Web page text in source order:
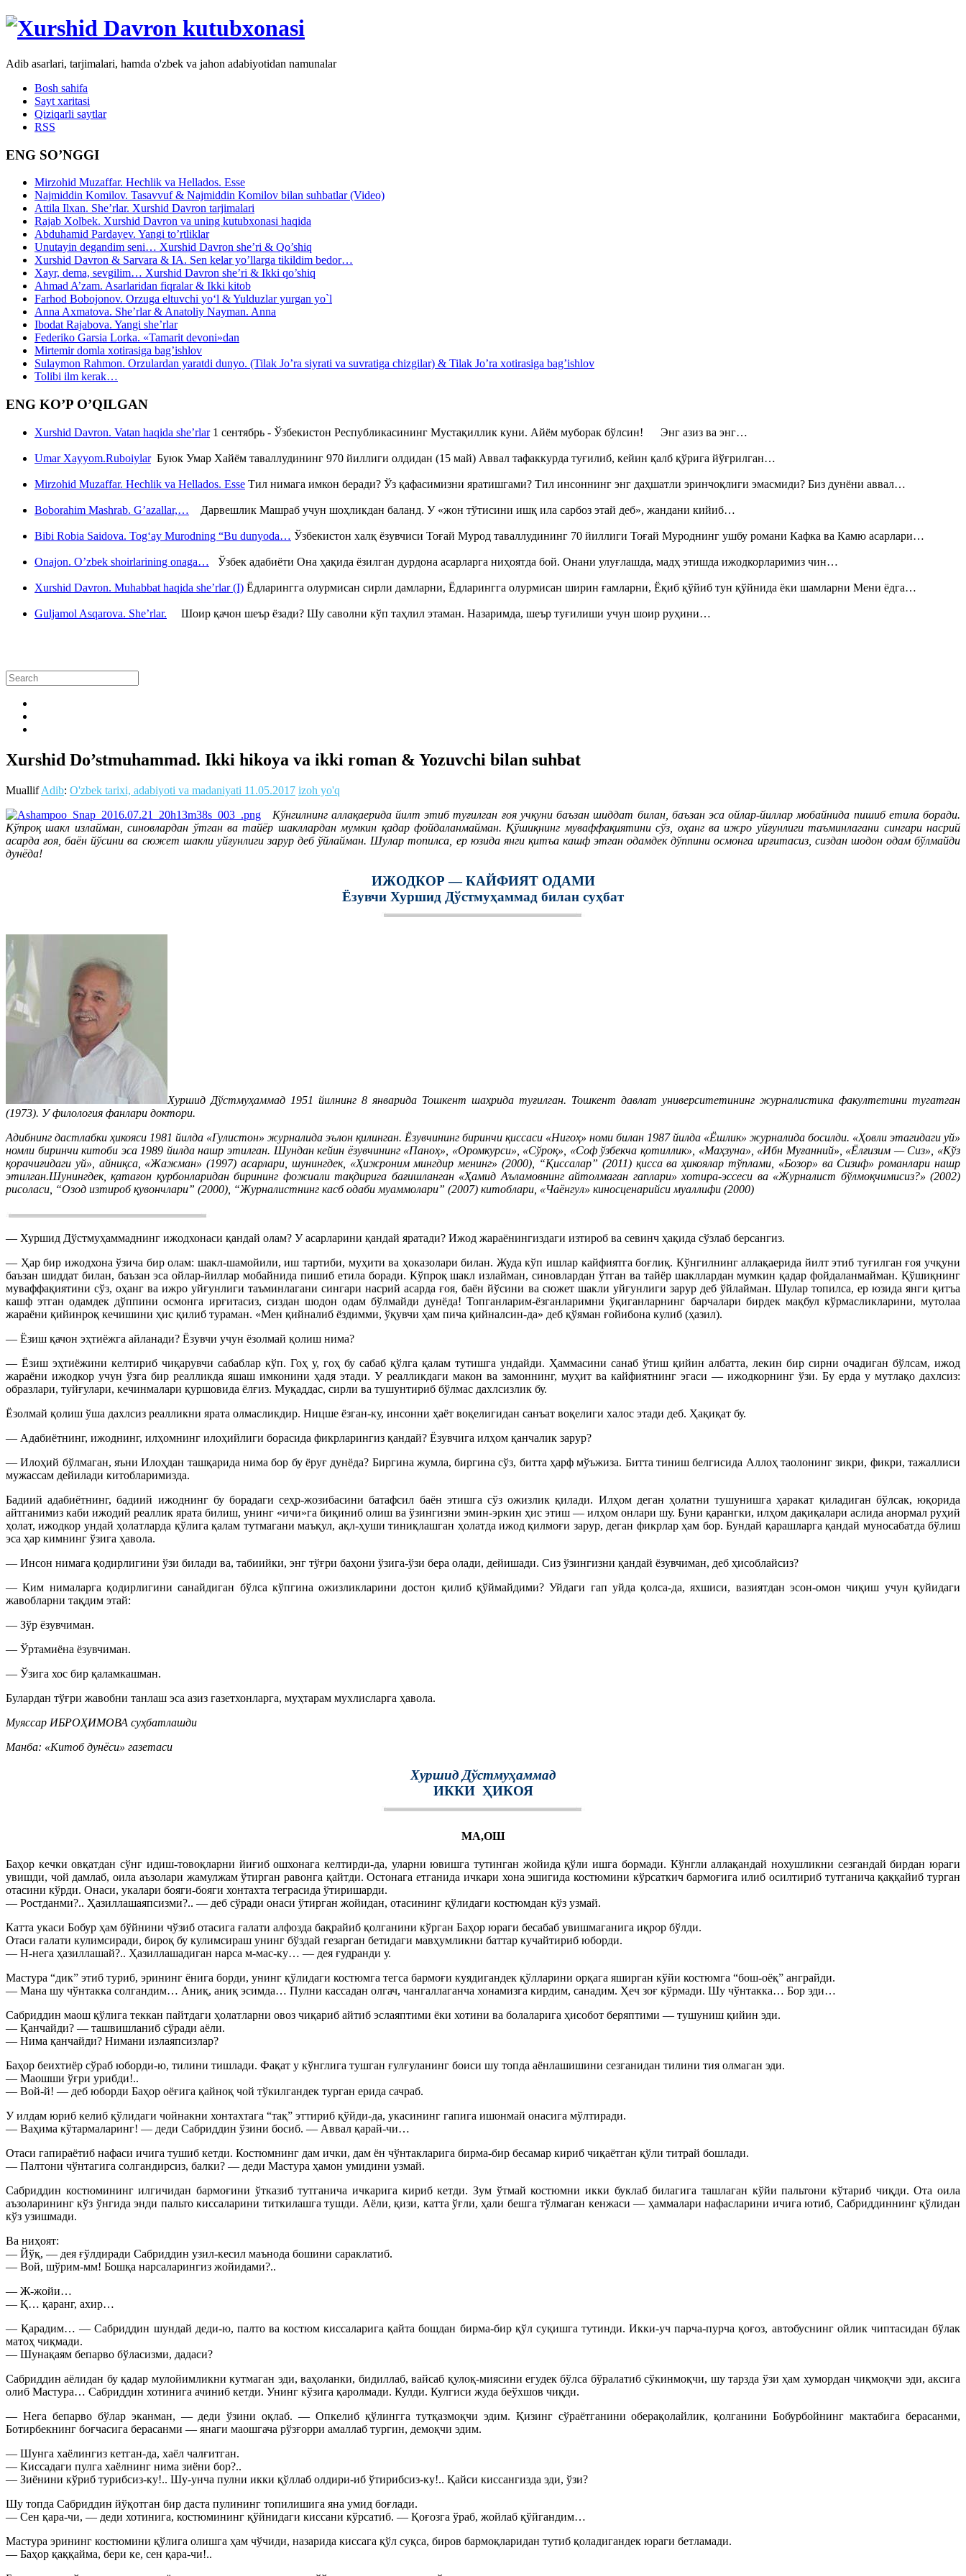
Adib asarlari, tarjimalari, hamda o'zbek va jahon adabiyotidan namunalar
Bosh sahifa
Sayt xaritasi
Qiziqarli saytlar
RSS
ENG SO’NGGI
Mirzohid Muzaffar. Hechlik va Hellados. Esse
Najmiddin Komilov. Tasavvuf & Najmiddin Komilov bilan suhbatlar (Video)
Attila Ilxan. She’rlar. Xurshid Davron tarjimalari
Rajab Xolbek. Xurshid Davron va uning kutubxonasi haqida
Abduhamid Pardayev. Yangi to’rtliklar
Unutayin degandim seni… Xurshid Davron she’ri & Qo’shiq
Xurshid Davron & Sarvara & IA. Sen kelar yo’llarga tikildim bedor…
Xayr, dema, sevgilim… Xurshid Davron she’ri & Ikki qo’shiq
Ahmad A’zam. Asarlaridan fiqralar & Ikki kitob
Farhod Bobojonov. Orzuga eltuvchi yo‘l & Yulduzlar yurgan yo`l
Anna Axmatova. She’rlar & Anatoliy Nayman. Anna
Ibodat Rajabova. Yangi she’rlar
Federiko Garsia Lorka. «Tamarit devoni»dan
Mirtemir domla xotirasiga bag’ishlov
Sulaymon Rahmon. Orzulardan yaratdi dunyo. (Tilak Jo’ra siyrati va suvratiga chizgilar) & Tilak Jo’ra xotirasiga bag’ishlov
Tolibi ilm kerak…
ENG KO’P O’QILGAN
Xurshid Davron. Vatan haqida she’rlar1 сентябрь - Ўзбекистон Республикасининг Мустақиллик куни. Айём муборак бўлсин! Энг азиз ва энг…
Umar Xayyom.RuboiylarБуюк Умар Хайём таваллудининг 970 йиллиги олдидан (15 май) Аввал тафаккурда туғилиб, кейин қалб қўрига йўғрилган…
Mirzohid Muzaffar. Hechlik va Hellados. Esse Тил нимага имкон беради? Ўз қафасимизни яратишгами? Тил инсоннинг энг даҳшатли эринчоқлиги эмасмиди? Биз дунёни аввал…
Boborahim Mashrab. G’azallar,… Дарвешлик Машраб учун шоҳликдан баланд. У «жон тўтисини ишқ ила сарбоз этай деб», жандани кийиб…
Bibi Robia Saidova. Tog‘ay Murodning “Bu dunyoda… Ўзбекистон халқ ёзувчиси Тоғай Мурод таваллудининг 70 йиллиги Тоғай Муроднинг ушбу романи Кафка ва Камю асарлари…
Onajon. O’zbek shoirlarining onaga… Ўзбек адабиёти Она ҳақида ёзилган дурдона асарларга ниҳоятда бой. Онани улуғлашда, мадҳ этишда ижодкорларимиз чин…
Xurshid Davron. Muhabbat haqida she’rlar (I) Ёдларингга олурмисан сирли дамларни, Ёдларингга олурмисан ширин ғамларни, Ёқиб қўйиб тун қўйнида ёки шамларни Мени ёдга…
Guljamol Asqarova. She’rlar. Шоир қачон шеър ёзади? Шу саволни кўп таҳлил этаман. Назаримда, шеър туғилиши учун шоир руҳини…
Xurshid Do’stmuhammad. Ikki hikoya va ikki roman & Yozuvchi bilan suhbat
MuallifAdib: O'zbek tarixi, adabiyoti va madaniyati 11.05.2017 izoh yo'q
Кўнгилнинг аллақаерида йилт этиб туғилган ғоя учқуни баъзан шиддат билан, баъзан эса ойлар-йиллар мобайнида пишиб етила боради.
Кўпроқ шакл излайман, синовлардан ўтган ва тайёр шакллардан мумкин қадар фойдаланмайман. Қўшиқнинг муваффақиятини сўз, оҳанг ва ижро уйғунлиги таъминлагани сингари насрий
асарда ғоя, баён йўсини ва сюжет шакли уйғунлиги зарур деб ўйлайман. Шулар топилса, ер юзида янги қитъа кашф этган одамдек дўппини осмонга ирғитасиз, сиздан шодон одам бўлмайди
дунёда!
ИЖОДКОР — КАЙФИЯТ ОДАМИ
Ёзувчи Хуршид Дўстмуҳаммад билан суҳбат
Хуршид Дўстмуҳаммад 1951 йилнинг 8 январида Тошкент шаҳрида туғилган. Тошкент давлат университетининг журналистика факултетини тугатган
(1973). У филология фанлари доктори.
Адибнинг дастлабки ҳикояси 1981 йилда «Гулистон» журналида эълон қилинган. Ёзувчининг биринчи қиссаси «Нигоҳ» номи билан 1987 йилда «Ёшлик» журналида босилди. «Ҳовли этагидаги уй»
номли биринчи китоби эса 1989 йилда нашр этилган. Шундан кейин ёзувчининг «Паноҳ», «Оромкурси», «Сўроқ», «Соф ўзбекча қотиллик», «Маҳзуна», «Ибн Муғанний», «Ёлғизим — Сиз», «Кўз
қорачиғидаги уй», айниқса, «Жажман» (1997) асарлари, шунингдек, «Ҳижроним мингдир менинг» (2000), “Қиссалар” (2011) қисса ва ҳикоялар тўплами, «Бозор» ва Сизиф» романлари нашр
этилган.Шунингдек, қатағон қурбонларидан бирининг фожиали тақдирига бағишланган «Ҳамид Аъламовнинг айтолмаган гаплари» хотира-эссеси ва «Журналист бўлмоқчимисиз?» (2002)
рисоласи, “Озод изтироб қувончлари” (2000), “Журналистнинг касб одаби муаммолари” (2007) китоблари, «Чаёнгул» киносценарийси муаллифи (2000)
— Хуршид Дўстмуҳаммаднинг ижодхонаси қандай олам? У асарларини қандай яратади? Ижод жараёнингиздаги изтироб ва севинч ҳақида сўзлаб берсангиз.
— Ҳар бир ижодхона ўзича бир олам: шакл-шамойили, иш тартиби, муҳити ва ҳоказолари билан. Жуда кўп ишлар кайфиятга боғлиқ. Кўнгилнинг аллақаерида йилт этиб туғилган ғоя учқуни
баъзан шиддат билан, баъзан эса ойлар-йиллар мобайнида пишиб етила боради. Кўпроқ шакл излайман, синовлардан ўтган ва тайёр шакллардан мумкин қадар фойдаланмайман. Қўшиқнинг
муваффақиятини сўз, оҳанг ва ижро уйғунлиги таъминлагани сингари насрий асарда ғоя, баён йўсини ва сюжет шакли уйғунлиги зарур деб ўйлайман. Шулар топилса, ер юзида янги қитъа
кашф этган одамдек дўппини осмонга ирғитасиз, сиздан шодон одам бўлмайди дунёда! Топганларим-ёзганларимни ўқиганларнинг барчалари бирдек мақбул кўрмасликларини, мутолаа
жараёни қийинроқ кечишини ҳис қилиб тураман. «Мен қийналиб ёздимми, ўқувчи ҳам пича қийналсин-да» деб қўяман ғойибона кулиб (ҳазил).
— Ёзиш қачон эҳтиёжга айланади? Ёзувчи учун ёзолмай қолиш нима?
— Ёзиш эҳтиёжини келтириб чиқарувчи сабаблар кўп. Гоҳ у, гоҳ бу сабаб қўлга қалам тутишга ундайди. Ҳаммасини санаб ўтиш қийин албатта, лекин бир сирни очадиган бўлсам, ижод
жараёни ижодкор учун ўзга бир реалликда яшаш имконини ҳадя этади. У реалликдаги макон ва замоннинг, муҳит ва кайфиятнинг эгаси — ижодкорнинг ўзи. Бу ерда у мутлақо дахлсиз:
образлари, туйғулари, кечинмалари қуршовида ёлғиз. Муқаддас, сирли ва тушунтириб бўлмас дахлсизлик бу.
Ёзолмай қолиш ўша дахлсиз реалликни ярата олмасликдир. Ницше ёзган-ку, инсонни ҳаёт воқелигидан санъат воқелиги халос этади деб. Ҳақиқат бу.
— Адабиётнинг, ижоднинг, илҳомнинг илоҳийлиги борасида фикрларингиз қандай? Ёзувчига илҳом қанчалик зарур?
— Илоҳий бўлмаган, яъни Илоҳдан ташқарида нима бор бу ёруғ дунёда? Биргина жумла, биргина сўз, битта ҳарф мўъжиза. Битта тиниш белгисида Аллоҳ таолонинг зикри, фикри, тажаллиси
мужассам дейилади китобларимизда.
Бадиий адабиётнинг, бадиий ижоднинг бу борадаги сеҳр-жозибасини батафсил баён этишга сўз ожизлик қилади. Илҳом деган ҳолатни тушунишга ҳаракат қиладиган бўлсак, юқорида
айтганимиз каби ижодий реаллик ярата билиш, унинг «ичи»га биқиниб олиш ва ўзингизни эмин-эркин ҳис этиш — илҳом онлари шу. Буни қарангки, илҳом дақиқалари аслида анормал руҳий
ҳолат, ижодкор ундай ҳолатларда қўлига қалам тутмагани маъқул, ақл-ҳуши тиниқлашган ҳолатда ижод қилмоғи зарур, деган фикрлар ҳам бор. Бундай қарашларга қандай муносабатда бўлиш
эса ҳар кимнинг ўзига ҳавола.
— Инсон нимага қодирлигини ўзи билади ва, табиийки, энг тўғри баҳони ўзига-ўзи бера олади, дейишади. Сиз ўзингизни қандай ёзувчиман, деб ҳисоблайсиз?
— Ким нималарга қодирлигини санайдиган бўлса кўпгина ожизликларини достон қилиб қўймайдими? Уйдаги гап уйда қолса-да, яхшиси, вазиятдан эсон-омон чиқиш учун қуйидаги
жавобларни тақдим этай:
— Зўр ёзувчиман.
— Ўртамиёна ёзувчиман.
— Ўзига хос бир қаламкашман.
Булардан тўғри жавобни танлаш эса азиз газетхонларга, муҳтарам мухлисларга ҳавола.
Муяссар ИБРОҲИМОВА суҳбатлашди
Манба: «Китоб дунёси» газетаси
Хуршид Дўстмуҳаммад
ИККИ ҲИКОЯ
МА,ОШ
Баҳор кечки овқатдан сўнг идиш-товоқларни йиғиб ошхонага келтирди-да, уларни ювишга тутинган жойида қўли ишга бормади. Кўнгли аллақандай нохушликни сезгандай бирдан юраги
увишди, чой дамлаб, оила аъзолари жамулжам ўтирган равонга қайтди. Остонага етганида ичкари хона эшигида костюмини кўрсаткич бармоғига илиб осилтириб тутганича қаққайиб турган
отасини кўрди. Онаси, укалари бояги-бояги хонтахта теграсида ўтиришарди.
— Ростданми?.. Ҳазиллашаяпсизми?.. — деб сўради онаси ўтирган жойидан, отасининг қўлидаги костюмдан кўз узмай.
Катта укаси Бобур ҳам бўйнини чўзиб отасига ғалати алфозда бақрайиб қолганини кўрган Баҳор юраги бесабаб увишмаганига иқрор бўлди.
Отаси ғалати кулимсиради, бироқ бу кулимсираш унинг бўздай гезарган бетидаги мавҳумликни баттар кучайтириб юборди.
— Н-нега ҳазиллашай?.. Ҳазиллашадиган нарса м-мас-ку… — дея ғудранди у.
Мастура “дик” этиб туриб, эрининг ёнига борди, унинг қўлидаги костюмга тегса бармоғи куядигандек қўлларини орқага яширган кўйи костюмга “бош-оёқ” анграйди.
— Мана шу чўнтакка солгандим… Аниқ, аниқ эсимда… Пулни кассадан олгач, чангаллаганча хонамизга кирдим, санадим. Ҳеч зоғ кўрмади. Шу чўнтакка… Бор эди…
Сабриддин маош қўлига теккан пайтдаги ҳолатларни овоз чиқариб айтиб эслаяптими ёки хотини ва болаларига ҳисобот беряптими — тушуниш қийин эди.
— Қанчайди? — ташвишланиб сўради аёли.
— Нима қанчайди? Нимани излаяпсизлар?
Баҳор беихтиёр сўраб юборди-ю, тилини тишлади. Фақат у кўнглига тушган ғулғуланинг боиси шу топда аёнлашишини сезганидан тилини тия олмаган эди.
— Маошши ўғри урибди!..
— Вой-й! — деб юборди Баҳор оёғига қайноқ чой тўкилгандек турган ерида сачраб.
У илдам юриб келиб қўлидаги чойнакни хонтахтага “тақ” эттириб қўйди-да, укасининг гапига ишонмай онасига мўлтиради.
— Ваҳима кўтармаларинг! — деди Сабриддин ўзини босиб. — Аввал қарай-чи…
Отаси гапираётиб нафаси ичига тушиб кетди. Костюмнинг дам ички, дам ён чўнтакларига бирма-бир бесамар кириб чиқаётган қўли титрай бошлади.
— Палтони чўнтагига солгандирсиз, балки? — деди Мастура ҳамон умидини узмай.
Сабриддин костюмининг илгичидан бармоғини ўтказиб тутганича ичкарига кириб кетди. Зум ўтмай костюмни икки буклаб билагига ташлаган кўйи пальтони кўтариб чиқди. Ота оила
аъзоларининг кўз ўнгида энди пальто киссаларини титкилашга тушди. Аёли, қизи, катта ўғли, ҳали бешга тўлмаган кенжаси — ҳаммалари нафасларини ичига ютиб, Сабриддиннинг қўлидан
кўз узишмади.
Ва ниҳоят:
— Йўқ, — дея ғўлдиради Сабриддин узил-кесил маънода бошини сараклатиб.
— Вой, шўрим-мм! Бошқа нарсаларингиз жойидами?..
— Ж-жойи…
— Қ… қаранг, ахир…
— Қарадим… — Сабриддин шундай деди-ю, палто ва костюм киссаларига қайта бошдан бирма-бир қўл суқишга тутинди. Икки-уч парча-пурча қоғоз, автобуснинг ойлик чиптасидан бўлак
матоҳ чиқмади.
— Шунақаям бепарво бўласизми, дадаси?
Сабриддин аёлидан бу қадар мулойимликни кутмаган эди, ваҳоланки, бидиллаб, вайсаб қулоқ-миясини егудек бўлса бўралатиб сўкинмоқчи, шу тарзда ўзи ҳам хумордан чиқмоқчи эди, аксига
олиб Мастура… Сабриддин хотинига ачиниб кетди. Унинг кўзига қаролмади. Кулди. Кулгиси жуда беўхшов чиқди.
— Нега бепарво бўлар эканман, — деди ўзини оқлаб. — Опкелиб қўлингга тутқазмоқчи эдим. Қизинг сўраётганини оберақолайлик, қолганини Бобурбойнинг мактабига берасанми,
Ботирбекнинг боғчасига берасанми — янаги маошгача рўзғорри амаллаб тургин, демоқчи эдим.
— Шунга хаёлингиз кетган-да, хаёл чалғитган.
— Киссадаги пулга хаёлнинг нима зиёни бор?..
— Зиёнини кўриб турибсиз-ку!.. Шу-унча пулни икки қўллаб олдири-иб ўтирибсиз-ку!.. Қайси киссангизда эди, ўзи?
Шу топда Сабриддин йўқотган бир даста пулининг топилишига яна умид боғлади.
— Сен қара-чи, — деди хотинига, костюмининг қўйнидаги киссани кўрсатиб. — Қоғозга ўраб, жойлаб қўйгандим…
Мастура эрининг костюмини қўлига олишга ҳам чўчиди, назарида киссага қўл суқса, биров бармоқларидан тутиб қоладигандек юраги бетламади.
— Баҳор қаққайма, бери ке, сен қара-чи!..